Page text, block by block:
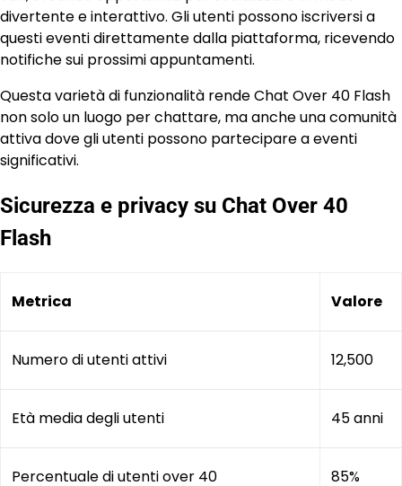
divertente e interattivo. Gli utenti possono iscriversi a
questi eventi direttamente dalla piattaforma, ricevendo
notifiche sui prossimi appuntamenti.
Questa varietà di funzionalità rende Chat Over 40 Flash
non solo un luogo per chattare, ma anche una comunità
attiva dove gli utenti possono partecipare a eventi
significativi.
Sicurezza e privacy su Chat Over 40
Flash
Metrica Valore
Numero di utenti attivi 12,500
Età media degli utenti 45 anni
Percentuale di utenti over 40 85%